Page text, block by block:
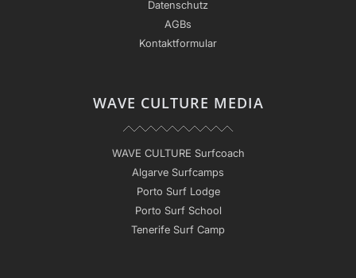
Datenschutz
AGBs
Kontaktformular
WAVE CULTURE MEDIA
WAVE CULTURE Surfcoach
Algarve Surfcamps
Porto Surf Lodge
Porto Surf School
Tenerife Surf Camp